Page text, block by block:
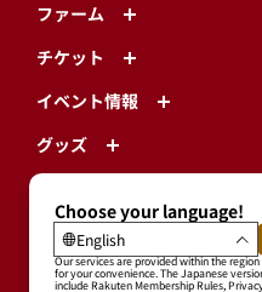
ファーム
チケット
イベント情報
グッズ
ファンクラブ
アカデミー